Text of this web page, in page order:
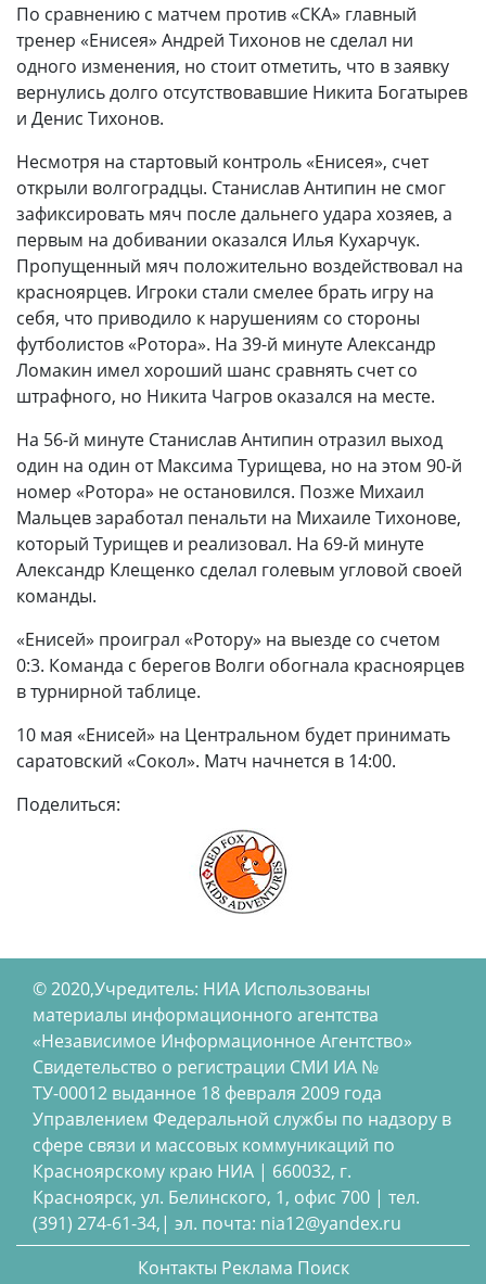
По сравнению с матчем против «СКА» главный
тренер «Енисея» Андрей Тихонов не сделал ни
одного изменения, но стоит отметить, что в заявку
вернулись долго отсутствовавшие Никита Богатырев
и Денис Тихонов.
Несмотря на стартовый контроль «Енисея», счет
открыли волгоградцы. Станислав Антипин не смог
зафиксировать мяч после дальнего удара хозяев, а
первым на добивании оказался Илья Кухарчук.
Пропущенный мяч положительно воздействовал на
красноярцев. Игроки стали смелее брать игру на
себя, что приводило к нарушениям со стороны
футболистов «Ротора». На 39-й минуте Александр
Ломакин имел хороший шанс сравнять счет со
штрафного, но Никита Чагров оказался на месте.
На 56-й минуте Станислав Антипин отразил выход
один на один от Максима Турищева, но на этом 90-й
номер «Ротора» не остановился. Позже Михаил
Мальцев заработал пенальти на Михаиле Тихонове,
который Турищев и реализовал. На 69-й минуте
Александр Клещенко сделал голевым угловой своей
команды.
«Енисей» проиграл «Ротору» на выезде со счетом
0:3. Команда с берегов Волги обогнала красноярцев
в турнирной таблице.
10 мая «Енисей» на Центральном будет принимать
саратовский «Сокол». Матч начнется в 14:00.
Поделиться:
© 2020,Учредитель: НИА Использованы
материалы информационного агентства
«Независимое Информационное Агентство»
Свидетельство о регистрации СМИ ИА №
ТУ-00012 выданное 18 февраля 2009 года
Управлением Федеральной службы по надзору в
сфере связи и массовых коммуникаций по
Красноярскому краю НИА | 660032, г.
Красноярск, ул. Белинского, 1, офис 700 | тел.
(391) 274-61-34,| эл. почта: nia12@yandex.ru
Контакты Реклама Поиск